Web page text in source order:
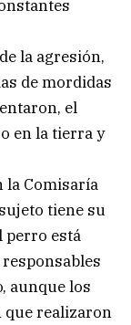
la agresión,
de mordidas
el
en la tierra y
la Comisaría
tiene su
perro está
aunque los
que realizaron